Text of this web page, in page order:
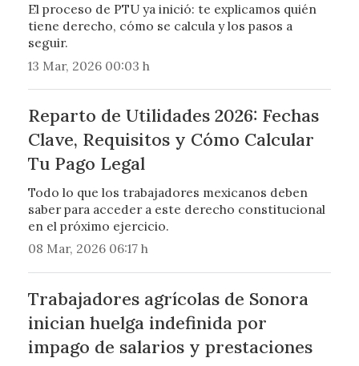
El proceso de PTU ya inició: te explicamos quién
tiene derecho, cómo se calcula y los pasos a
seguir.
13 Mar, 2026 00:03 h
Reparto de Utilidades 2026: Fechas
Clave, Requisitos y Cómo Calcular
Tu Pago Legal
Todo lo que los trabajadores mexicanos deben
saber para acceder a este derecho constitucional
en el próximo ejercicio.
08 Mar, 2026 06:17 h
Trabajadores agrícolas de Sonora
inician huelga indefinida por
impago de salarios y prestaciones